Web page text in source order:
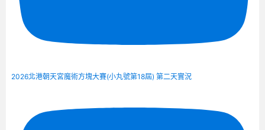
2026北港朝天宮魔術方塊大賽(小丸號第18屆) 第二天實況